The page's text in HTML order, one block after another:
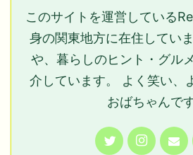
このサイトを運営している
身の関東地方に在住してい
や、暮らしのヒント・グル
介しています。 よく笑い、
おばちゃんです